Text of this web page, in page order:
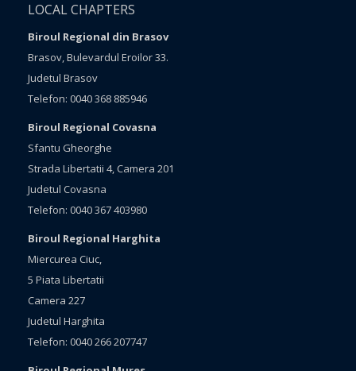
LOCAL CHAPTERS
Biroul Regional din Brasov
Brasov, Bulevardul Eroilor 33.
Judetul Brasov
Telefon: 0040 368 885946
Biroul Regional Covasna
Sfantu Gheorghe
Strada Libertatii 4, Camera 201
Judetul Covasna
Telefon: 0040 367 403980
Biroul Regional Harghita
Miercurea Ciuc,
5 Piata Libertatii
Camera 227
Judetul Harghita
Telefon: 0040 266 207747